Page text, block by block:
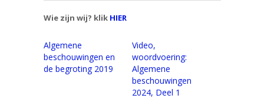
Wie zijn wij? klik HIER
Algemene
beschouwingen en
de begroting 2019
Video,
woordvoering:
Algemene
beschouwingen
2024, Deel 1